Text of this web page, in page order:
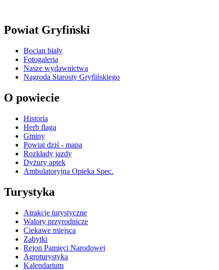
Powiat Gryfiński
Bocian biały
Fotogaleria
Nasze wydawnictwa
Nagroda Starosty Gryfińskiego
O powiecie
Historia
Herb flaga
Gminy
Powiat dziś - mapa
Rozkłady jazdy
Dyżury aptek
Ambulatoryjna Opieka Spec.
Turystyka
Atrakcje turystyczne
Walory przyrodnicze
Ciekawe miejsca
Zabytki
Rejon Pamięci Narodowej
Agroturystyka
Kalendarium